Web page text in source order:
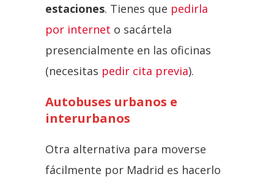
estaciones. Tienes que pedirla
por internet o sacártela
presencialmente en las oficinas
(necesitas pedir cita previa).
Autobuses urbanos e
interurbanos
Otra alternativa para moverse
fácilmente por Madrid es hacerlo